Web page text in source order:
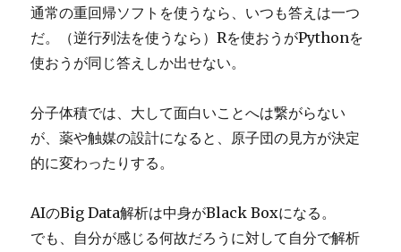
通常の重回帰ソフトを使うなら、いつも答えは一つ
だ。（逆行列法を使うなら）Rを使おうがPythonを
使おうが同じ答えしか出せない。
分子体積では、大して面白いことへは繋がらない
が、薬や触媒の設計になると、原子団の見方が決定
的に変わったりする。
AIのBig Data解析は中身がBlack Boxになる。
でも、自分が感じる何故だろうに対して自分で解析